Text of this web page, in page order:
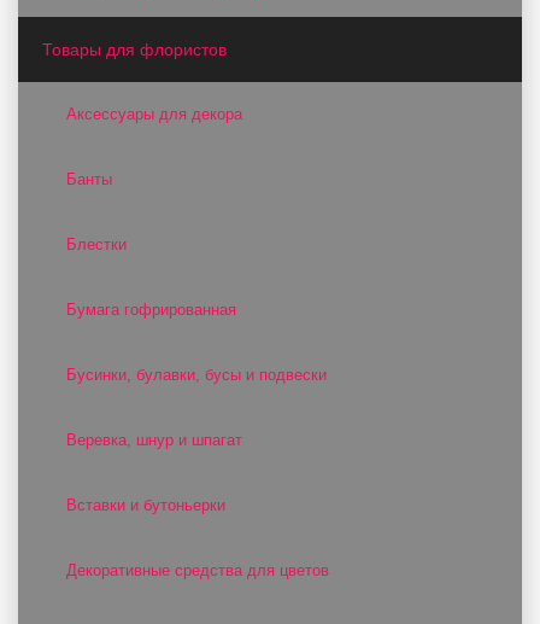
Товары для флористов
Аксессуары для декора
Банты
Блестки
Бумага гофрированная
Бусинки, булавки, бусы и подвески
Веревка, шнур и шпагат
Вставки и бутоньерки
Декоративные средства для цветов